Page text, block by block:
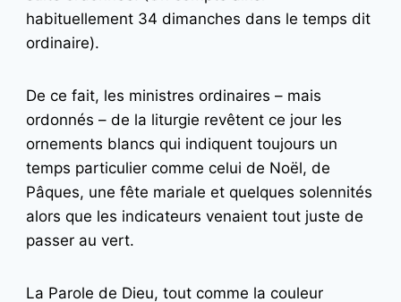
habituellement 34 dimanches dans le temps dit
ordinaire).
De ce fait, les ministres ordinaires – mais
ordonnés – de la liturgie revêtent ce jour les
ornements blancs qui indiquent toujours un
temps particulier comme celui de Noël, de
Pâques, une fête mariale et quelques solennités
alors que les indicateurs venaient tout juste de
passer au vert.
La Parole de Dieu, tout comme la couleur